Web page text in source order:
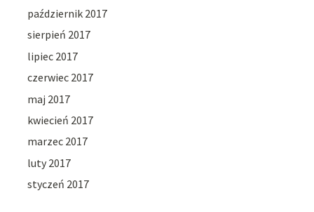
październik 2017
sierpień 2017
lipiec 2017
czerwiec 2017
maj 2017
kwiecień 2017
marzec 2017
luty 2017
styczeń 2017